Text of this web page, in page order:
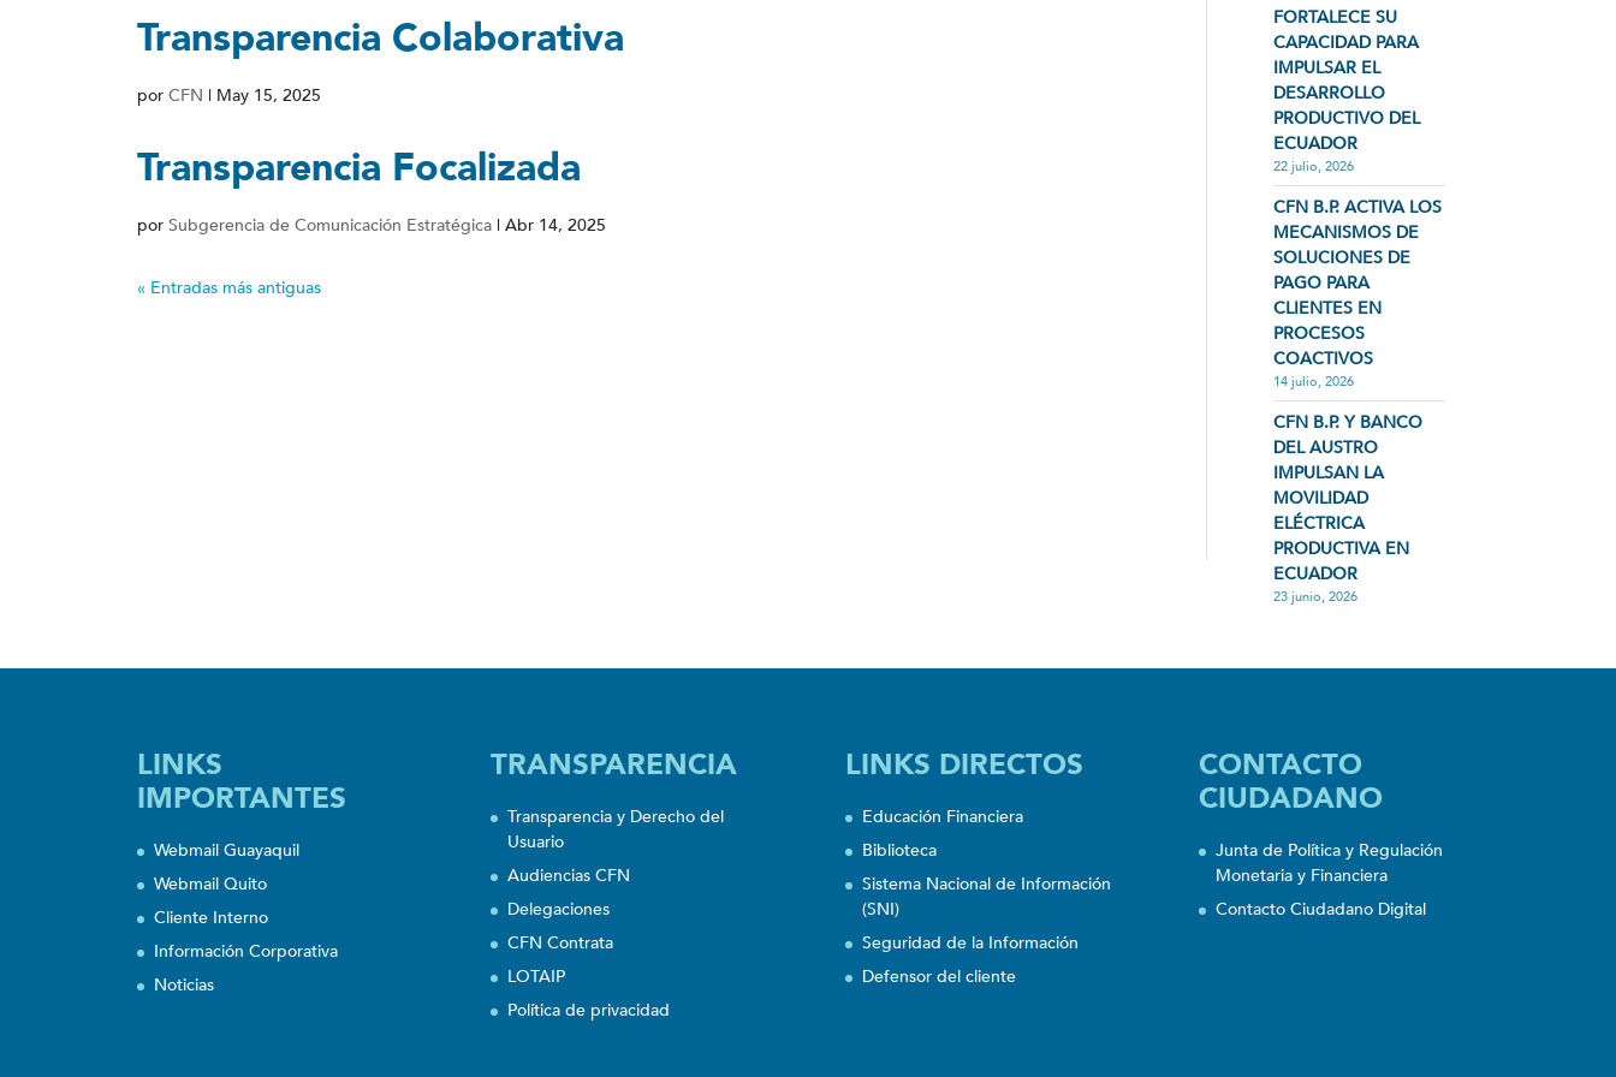
Transparencia Colaborativa
por CFN | May 15, 2025
Transparencia Focalizada
por Subgerencia de Comunicación Estratégica | Abr 14, 2025
« Entradas más antiguas
FORTALECE SU
CAPACIDAD PARA
IMPULSAR EL
DESARROLLO
PRODUCTIVO DEL
ECUADOR
22 julio, 2026
CFN B.P. ACTIVA LOS
MECANISMOS DE
SOLUCIONES DE
PAGO PARA
CLIENTES EN
PROCESOS
COACTIVOS
14 julio, 2026
CFN B.P. Y BANCO
DEL AUSTRO
IMPULSAN LA
MOVILIDAD
ELÉCTRICA
PRODUCTIVA EN
ECUADOR
23 junio, 2026
LINKS
IMPORTANTES
Webmail Guayaquil
Webmail Quito
Cliente Interno
Información Corporativa
Noticias
TRANSPARENCIA
Transparencia y Derecho del
Usuario
Audiencias CFN
Delegaciones
CFN Contrata
LOTAIP
Política de privacidad
LINKS DIRECTOS
Educación Financiera
Biblioteca
Sistema Nacional de Información
(SNI)
Seguridad de la Información
Defensor del cliente
CONTACTO
CIUDADANO
Junta de Política y Regulación
Monetaria y Financiera
Contacto Ciudadano Digital